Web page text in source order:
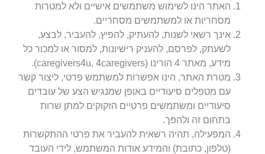
האתר הינו לשימוש משתמשים אישיים ולא למטרות
מסחריות או למשתמשים מסחריים.
אינך רשאי לשנות, להעתיק, להפיץ, להעביר, לבצע,
לשעתק, לפרסם, להעניק רישיונות, למסור או למכור כל
מידע, מאתר 4 הורינו (caregivers4u, 4caregivers).
מטרת האתר, הינו אפשרות למשתמש פרטי, ליצור קשר
עם מטפלים סיעודיים באופן שמנגיש הצע של עובדים
סיעודיים ומשתמשים פרטיים הזקוקים למתן שרות
בתחום זה ולהפך.
המפעילה, תהיה רשאית להעביר את פרטי ההתקשרות
(טלפון, כתובת) והמידע אודות המשתמש, לידי העובד